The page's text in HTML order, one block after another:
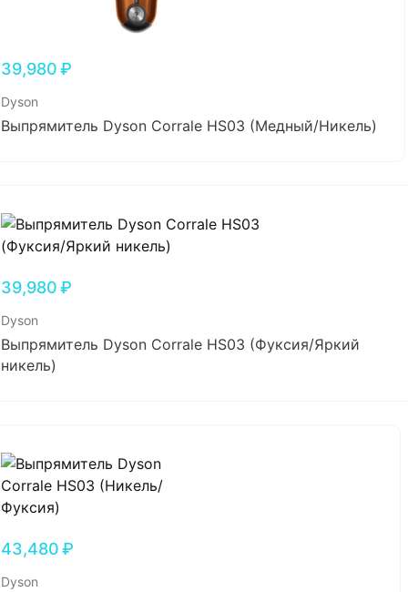
39,980₽
Dyson
Выпрямитель Dyson Corrale HS03 (Медный/Никель)
39,980₽
Dyson
Выпрямитель Dyson Corrale HS03 (Фуксия/Яркий
никель)
43,480₽
Dyson